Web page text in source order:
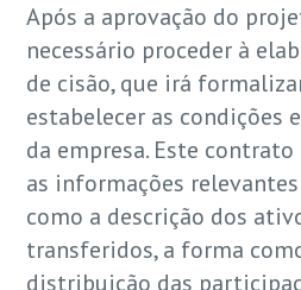
Após a aprovação do
necessário proceder à
de cisão, que irá
estabelecer as condições
da empresa. Este
as informações
como a descrição dos
transferidos, a forma
distribuição das